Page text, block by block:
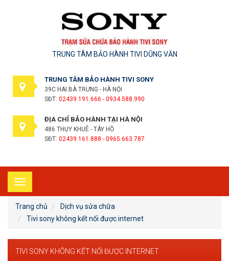
TRUNG TÂM BẢO HÀNH TIVI DŨNG VĂN
TRUNG TÂM BẢO HÀNH TIVI SONY
39C HAI BÀ TRƯNG - HÀ NỘI
SĐT: 02439.191.666 - 0934.588.990
ĐỊA CHỈ BẢO HÀNH TẠI HÀ NỘI
486 THỤY KHUÊ - TÂY HỒ
SĐT: 02439.161.888 - 0965.663.787
Toggle
navigation
Trang chủ
Dịch vụ sửa chữa
Tivi sony không kết nối được internet
TIVI SONY KHÔNG KẾT NỐI ĐƯỢC INTERNET